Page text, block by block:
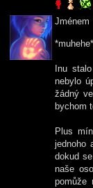
*muhehe*
Inu
nebylo
žádný
bychom
Plus
jednoho
dokud
naše
pomůže